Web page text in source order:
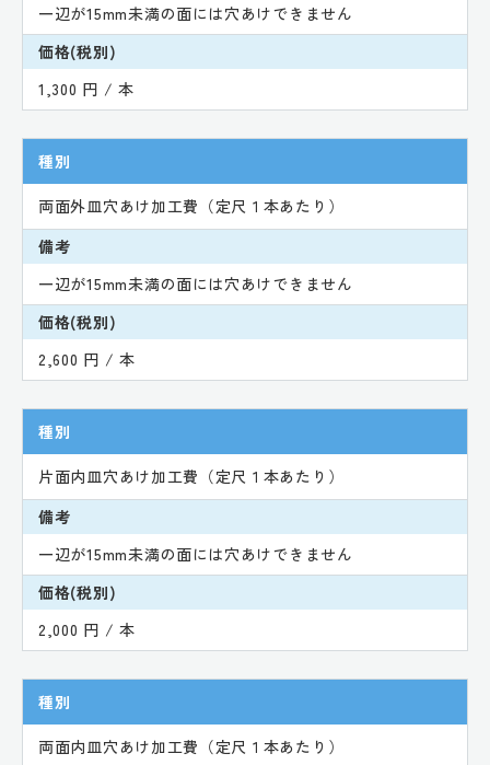
一辺が15mm未満の面には穴あけできません
価格(税別)
1,300 円 / 本
種別
両面外皿穴あけ加工費（定尺１本あたり）
備考
一辺が15mm未満の面には穴あけできません
価格(税別)
2,600 円 / 本
種別
片面内皿穴あけ加工費（定尺１本あたり）
備考
一辺が15mm未満の面には穴あけできません
価格(税別)
2,000 円 / 本
種別
両面内皿穴あけ加工費（定尺１本あたり）